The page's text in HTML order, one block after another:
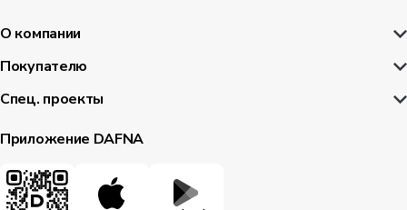
О компании
Покупателю
Спец. проекты
Приложение DAFNA